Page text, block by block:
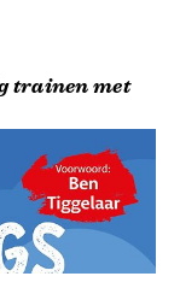
trainen met